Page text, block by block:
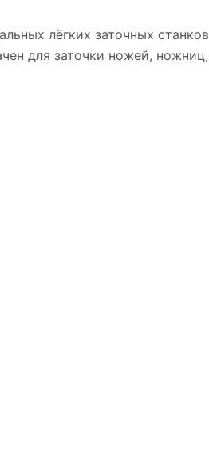
лёгких заточных
для заточки ножей,